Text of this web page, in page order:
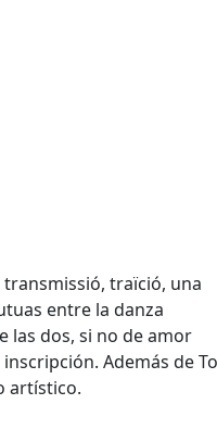
traïció, una
entre la danza
las dos, si no de amor
Además de
artístico.